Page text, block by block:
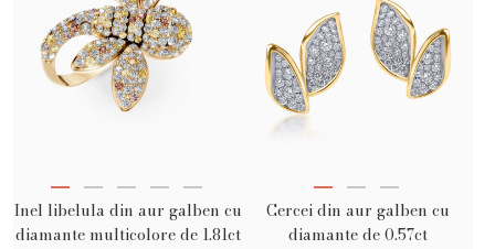
Inel libelula din aur galben cu
diamante multicolore de 1.81ct
Cercei din aur galben cu
diamante de 0.57ct